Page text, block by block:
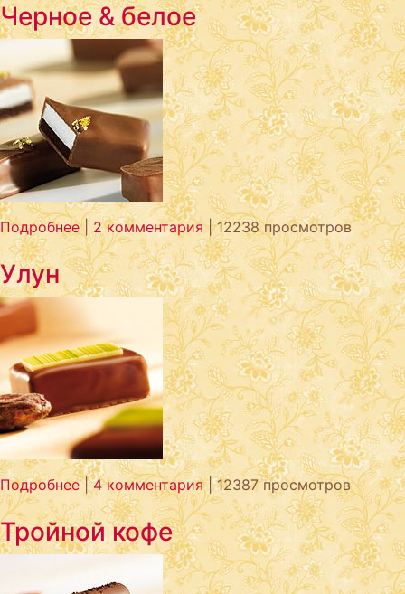
Черное & белое
Подробнее| 2 комментария| 12238 просмотров
Улун
Подробнее|4 комментария| 12387 просмотров
Тройной кофе